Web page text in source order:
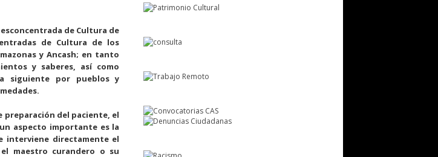
de Cultura de
de Cultura de los
y Ancash; en tanto
y saberes, así como
siguiente por pueblos y
del paciente, el
aspecto importante es la
interviene directamente el
maestro curandero o su